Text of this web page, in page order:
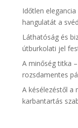
Időtlen
hangulatát a
Láthatóság és
útburkolati jel
A minőség titka
rozsdamentes
A késélezéstől a
karbantartás